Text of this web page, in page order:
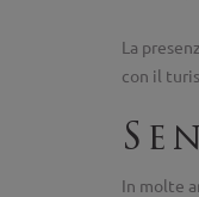
La
con il
In molte